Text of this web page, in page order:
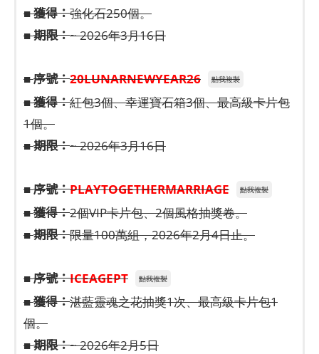
■獲得：強化石250個。
■期限：~ 2026年3月16日
■序號：20LUNARNEWYEAR26 點我複製
■獲得：紅包3個、幸運寶石箱3個、最高級卡片包
1個。
■期限：~ 2026年3月16日
■序號：PLAYTOGETHERMARRIAGE 點我複製
■獲得：2個VIP卡片包、2個風格抽獎卷。
■期限：限量100萬組，2026年2月4日止。
■序號：ICEAGEPT 點我複製
■獲得：湛藍靈魂之花抽獎1次、最高級卡片包1
個。
■期限：~ 2026年2月5日